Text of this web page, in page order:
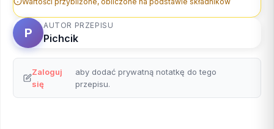
P
AUTOR PRZEPISU
Pichcik
Zaloguj
się
aby dodać prywatną notatkę do tego
przepisu.